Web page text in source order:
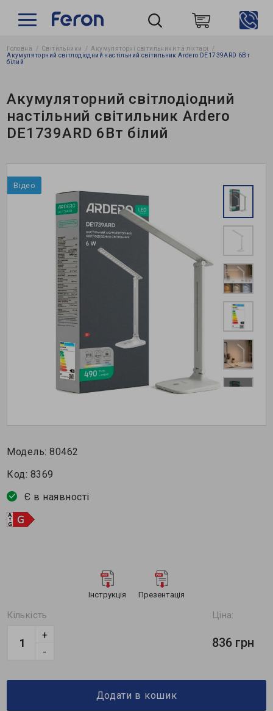
Пошук
Головна Світильники
Акумуляторні світильники та ліхтарі
Акумуляторний світлодіодний настільний світильник Ardero DE1739ARD 6Вт
білий
Акумуляторний світлодіодний
настільний світильник Ardero
DE1739ARD 6Вт білий
Відео
Модель:80462
Код: 8369
Є в наявності
Інструкція Презентація
Кількість
-
+
Ціна:
836 грн
Додати в кошик